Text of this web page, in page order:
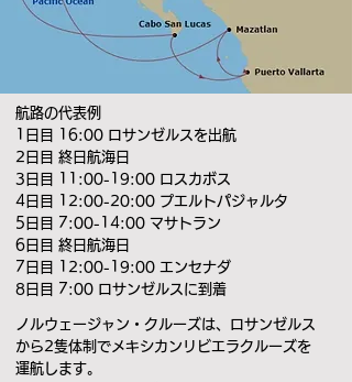
航路の代表例
1日目 16:00 ロサンゼルスを出航
2日目 終日航海日
3日目 11:00-19:00 ロスカボス
4日目 12:00-20:00 プエルトパジャルタ
5日目 7:00-14:00 マサトラン
6日目 終日航海日
7日目 12:00-19:00 エンセナダ
8日目 7:00 ロサンゼルスに到着
ノルウェージャン・クルーズは、ロサンゼルス
から2隻体制でメキシカンリビエラクルーズを
運航します。